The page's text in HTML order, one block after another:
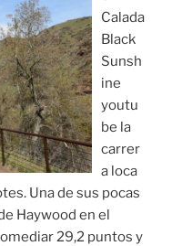
Calada
Black
Sunsh
ine
youtu
be la
carrer
a loca
Una de sus pocas
Haywood en el
29,2 puntos y